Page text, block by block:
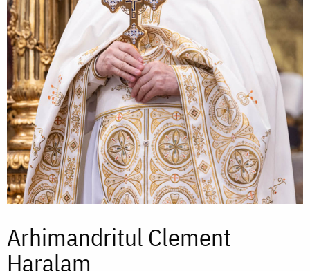
Arhimandritul Clement
Haralam